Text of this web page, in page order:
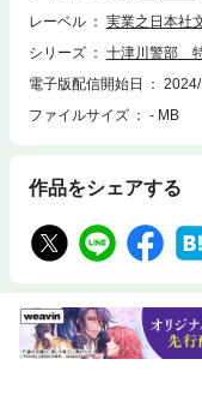
レーベル
実業之日本社
シリーズ
十津川警部
電子版配信開始日
ファイルサイズ
- MB
作品をシェアする